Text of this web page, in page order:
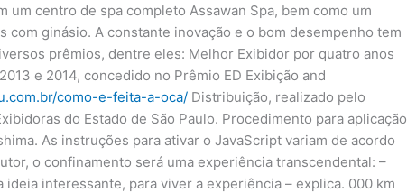
um centro de spa completo Assawan Spa, bem como um
com ginásio. A constante inovação e o bom desempenho tem
prêmios, dentre eles: Melhor Exibidor por quatro anos
e 2014, concedido no Prêmio ED Exibição and
como-e-feita-a-oca/ Distribuição, realizado pelo
do Estado de São Paulo. Procedimento para aplicação
As instruções para ativar o JavaScript variam de acordo
o confinamento será uma experiência transcendental: –
ideia interessante, para viver a experiência – explica. 000 km